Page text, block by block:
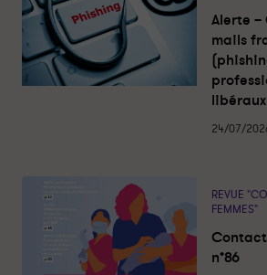
Alerte –
mails
libéraux
24/07/
REVUE
FEMMES"
Contact
n°86